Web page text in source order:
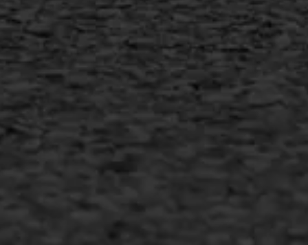
MEER INFORMATIE
Inschrijven nieuwsbrief
Duurzaam ondernemen